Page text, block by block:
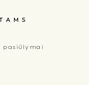
A M S
pasiūlymai